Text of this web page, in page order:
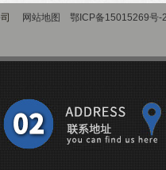
司 网站地图 鄂ICP备15015269号-